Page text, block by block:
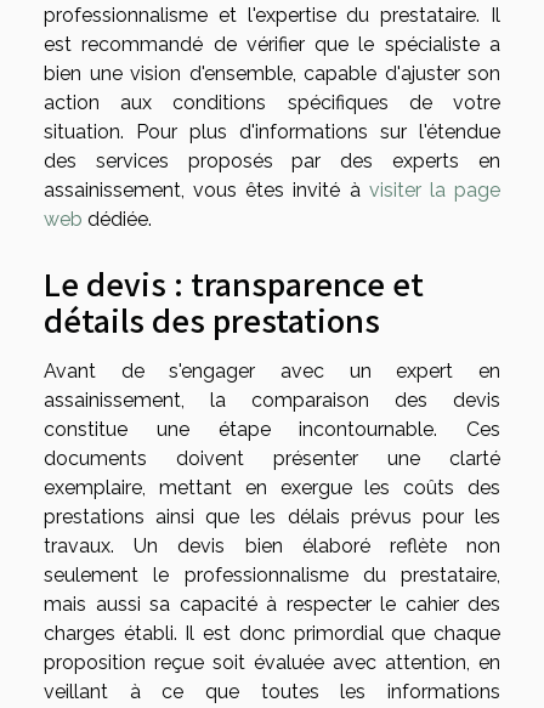
professionnalisme et l'expertise du prestataire. Il
est recommandé de vérifier que le spécialiste a
bien une vision d'ensemble, capable d'ajuster son
action aux conditions spécifiques de votre
situation. Pour plus d'informations sur l'étendue
des services proposés par des experts en
assainissement, vous êtes invité à visiter la page
web dédiée.
Le devis : transparence et
détails des prestations
Avant de s'engager avec un expert en
assainissement, la comparaison des devis
constitue une étape incontournable. Ces
documents doivent présenter une clarté
exemplaire, mettant en exergue les coûts des
prestations ainsi que les délais prévus pour les
travaux. Un devis bien élaboré reflète non
seulement le professionnalisme du prestataire,
mais aussi sa capacité à respecter le cahier des
charges établi. Il est donc primordial que chaque
proposition reçue soit évaluée avec attention, en
veillant à ce que toutes les informations